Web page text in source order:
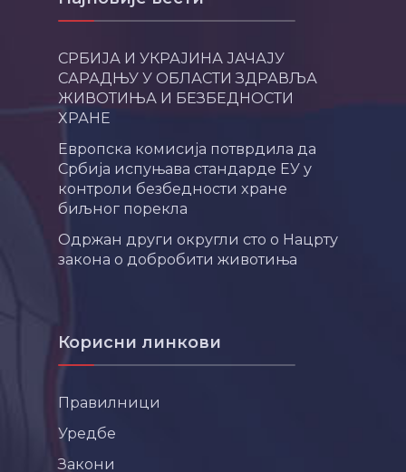
СРБИЈА И УКРАЈИНА ЈАЧАЈУ
САРАДЊУ У ОБЛАСТИ ЗДРАВЉА
ЖИВОТИЊА И БЕЗБЕДНОСТИ
ХРАНЕ
Европска комисија потврдила да
Србија испуњава стандарде ЕУ у
контроли безбедности хране
биљног порекла
Одржан други округли сто о Нацрту
закона о добробити животиња
Корисни линкови
Правилници
Уредбе
Закони